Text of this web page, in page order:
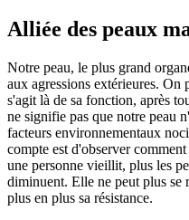
Alliée des peaux
Notre peau, le plus grand
aux agressions extérieures.
s'agit là de sa fonction, après
ne signifie pas que notre peau
facteurs environnementaux
compte est d'observer
une personne vieillit, plus les
diminuent. Elle ne peut plus se
plus en plus sa résistance.